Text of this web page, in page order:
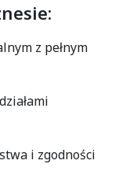
z pełnym
i zgodności